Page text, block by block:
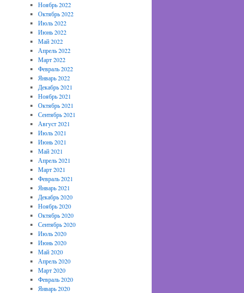
Ноябрь 2022
Октябрь 2022
Июль 2022
Июнь 2022
Май 2022
Апрель 2022
Март 2022
Февраль 2022
Январь 2022
Декабрь 2021
Ноябрь 2021
Октябрь 2021
Сентябрь 2021
Август 2021
Июль 2021
Июнь 2021
Май 2021
Апрель 2021
Март 2021
Февраль 2021
Январь 2021
Декабрь 2020
Ноябрь 2020
Октябрь 2020
Сентябрь 2020
Июль 2020
Июнь 2020
Май 2020
Апрель 2020
Март 2020
Февраль 2020
Январь 2020